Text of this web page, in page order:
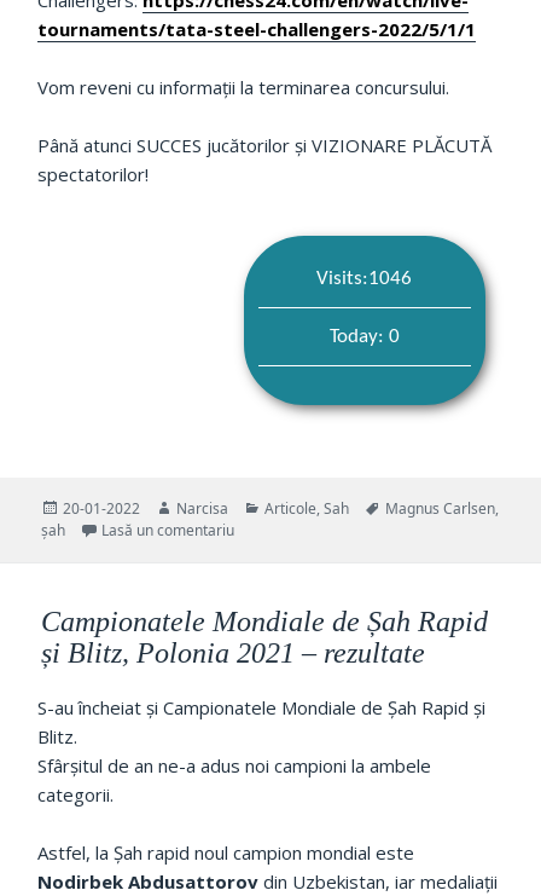
tournaments/tata-steel-challengers-2022/5/1/1
Vom reveni cu informații la terminarea concursului.
Până atunci SUCCES jucătorilor și VIZIONARE PLĂCUTĂ
spectatorilor!
Visits:1046
Today: 0
Publicat
pe
20-01-2022 Autor
Narcisa Categorii
Articole,Sah Etichete
Magnus Carlsen,
șah
Lasă un comentariula Tata Steel Chess 2022
Campionatele Mondiale de Șah Rapid
și Blitz, Polonia 2021 – rezultate
S-au încheiat și Campionatele Mondiale de Șah Rapid și
Blitz.
Sfârșitul de an ne-a adus noi campioni la ambele
categorii.
Astfel, la Șah rapid noul campion mondial este
Nodirbek Abdusattorov din Uzbekistan, iar medaliații